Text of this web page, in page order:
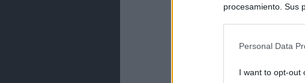
procesamiento. Sus
Personal Data
I want to opt-out